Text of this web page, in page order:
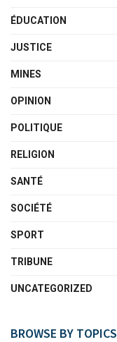
ÉDUCATION
JUSTICE
MINES
OPINION
POLITIQUE
RELIGION
SANTÉ
SOCIÉTÉ
SPORT
TRIBUNE
UNCATEGORIZED
BROWSE BY TOPICS